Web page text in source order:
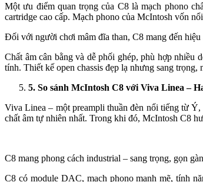
Một ưu điểm quan trọng của C8 là mạch phono
cartridge cao cấp. Mạch phono của McIntosh vốn
Đối với người chơi mâm đĩa than, C8 mang đến
Chất âm cân bằng và dễ phối ghép, phù hợp
tính. Thiết kế open chassis đẹp lạ nhưng sang
5. So sánh McIntosh C8 với Viva Linea –
Viva Linea – một preampli thuần đèn nổi tiếng từ
chất âm tự nhiên nhất. Trong khi đó, McIntosh C8
C8 mang phong cách industrial – sang trọng, gọn
C8 có module DAC, mạch phono mạnh mẽ, tính